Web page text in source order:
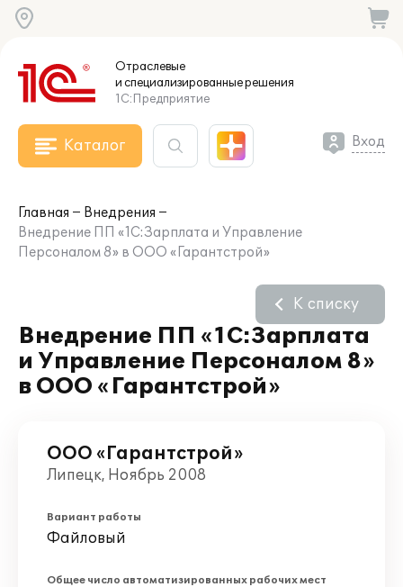
Отраслевые
и специализированныерешения
1С:Предприятие
Каталог Вход
Главная
Внедрения
Внедрение ПП «1С:Зарплата и Управление
Персоналом 8» в ООО «Гарантстрой»
Внедрение ПП «1С:Зарплата
и Управление Персоналом 8»
в ООО «Гарантстрой»
К списку
ООО «Гарантстрой»
Липецк, Ноябрь 2008
Вариант работы
Файловый
Общее число автоматизированных рабочих мест